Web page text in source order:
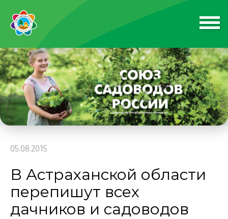
05.08.2015
В Астраханской области
перепишут всех
дачников и садоводов